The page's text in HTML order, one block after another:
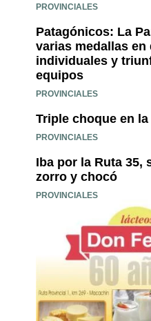
PROVINCIALES
Patagónicos: La
varias medallas en
individuales y
equipos
PROVINCIALES
Triple choque en la
PROVINCIALES
Iba por la Ruta 35,
zorro y chocó
PROVINCIALES